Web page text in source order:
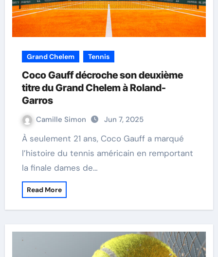
Grand Chelem Tennis
Coco Gauff décroche son deuxième
titre du Grand Chelem à Roland-
Garros
Camille Simon Jun 7, 2025
À seulement 21 ans, Coco Gauff a marqué
l’histoire du tennis américain en remportant
la finale dames de…
Read More